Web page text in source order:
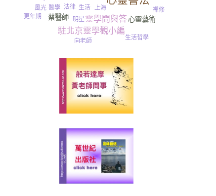
靈學問與答
駐北京靈學觀小編
蔡醫師 心靈藝術
上海
醫學
風光 生活
法律
生活哲學
向老師
明星
更年期
禪修